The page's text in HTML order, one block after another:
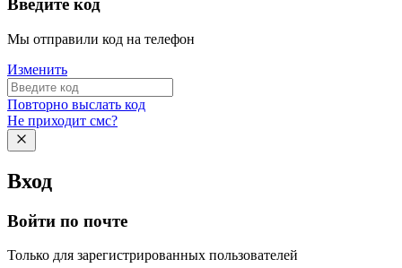
Введите код
Мы отправили код на телефон
Изменить
Повторно выслать код
Не приходит смс?
Вход
Войти по почте
Только для зарегистрированных пользователей